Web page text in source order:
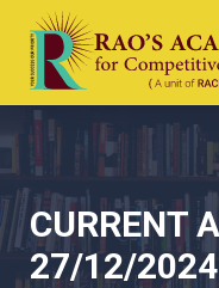
CURRENT
27/12/2024